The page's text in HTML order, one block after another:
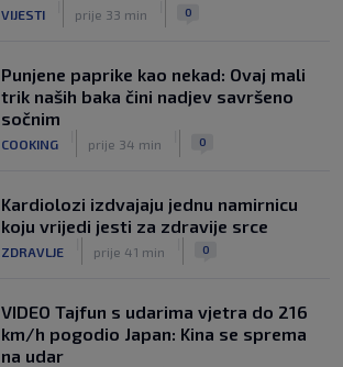
VIJESTI prije 33 min 0
Punjene paprike kao nekad: Ovaj mali
trik naših baka čini nadjev savršeno
sočnim
COOKING prije 34 min 0
Kardiolozi izdvajaju jednu namirnicu
koju vrijedi jesti za zdravije srce
ZDRAVLJE prije 41 min 0
VIDEO Tajfun s udarima vjetra do 216
km/h pogodio Japan: Kina se sprema
na udar